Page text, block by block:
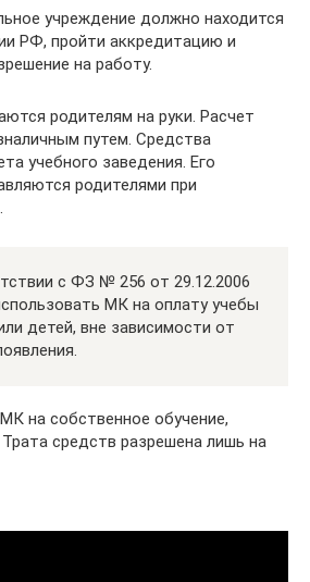
учреждение должно находится
РФ, пройти аккредитацию и
на работу.
родителям на руки. Расчет
путем. Средства
учебного заведения. Его
родителями при
с ФЗ № 256 от 29.12.2006
МК на оплату учебы
детей, вне зависимости от
на собственное обучение,
средств разрешена лишь на